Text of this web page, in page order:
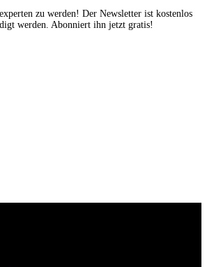
zu werden! Der Newsletter ist kostenlos
werden. Abonniert ihn jetzt gratis!